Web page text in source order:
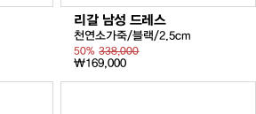
리갈 남성 드레스
천연소가죽/블랙/2.5cm
50%338,000
₩169,000